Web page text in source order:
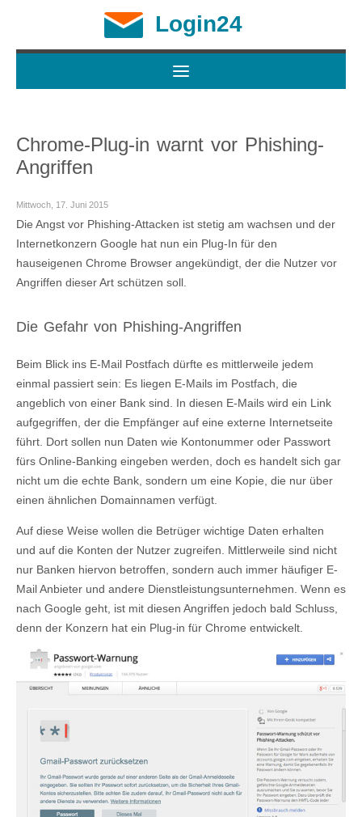
Login24
Chrome-Plug-in warnt vor Phishing-
Angriffen
Mittwoch, 17. Juni 2015
Die Angst vor Phishing-Attacken ist stetig am wachsen und der
Internetkonzern Google hat nun ein Plug-In für den
hauseigenen Chrome Browser angekündigt, der die Nutzer vor
Angriffen dieser Art schützen soll.
Die Gefahr von Phishing-Angriffen
Beim Blick ins E-Mail Postfach dürfte es mittlerweile jedem
einmal passiert sein: Es liegen E-Mails im Postfach, die
angeblich von einer Bank sind. In diesen E-Mails wird ein Link
aufgegriffen, der die Empfänger auf eine externe Internetseite
führt. Dort sollen nun Daten wie Kontonummer oder Passwort
fürs Online-Banking eingeben werden, doch es handelt sich gar
nicht um die echte Bank, sondern um eine Kopie, die nur über
einen ähnlichen Domainnamen verfügt.
Auf diese Weise wollen die Betrüger wichtige Daten erhalten
und auf die Konten der Nutzer zugreifen. Mittlerweile sind nicht
nur Banken hiervon betroffen, sondern auch immer häufiger E-
Mail Anbieter und andere Dienstleistungsunternehmen. Wenn es
nach Google geht, ist mit diesen Angriffen jedoch bald Schluss,
denn der Konzern hat ein Plug-in für Chrome entwickelt.